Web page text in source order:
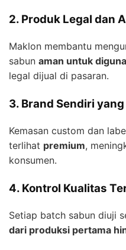
2. Produk Legal dan
Maklon membantu
sabun aman untuk
legal dijual di pasaran.
3. Brand Sendiri
Kemasan custom dan
terlihat premium,
konsumen.
4. Kontrol Kualitas
Setiap batch sabun diuji
dari produksi pertama